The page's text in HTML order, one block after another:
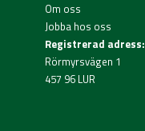
Om oss
Jobba hos oss
Registrerad adress:
Rörmyrsvägen 1
457 96 LUR